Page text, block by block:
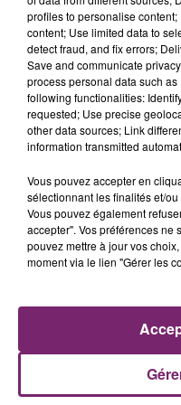
En province dimanche,
étaient encore
abords de centres
Une "présence de
plusieurs entrées et
en Centre-Val-de-
Rhône-Alpes,
A Calais, deux CRS et
légèrement et un
au visage dans la nuit
heurts, avec quelques
Quatre personnes ont
des manifestants
perturbations "sans
dégradations", par
profiles to personalise
content; Use limited data to
detect fraud, and fix errors;
Save and communicate
process personal data such
following functionalities:
requested; Use precise
other data sources; Link
information transmitted
Vous pouvez accepter en
sélectionnant les finalités et/
Vous pouvez également
accepter". Vos préférences ne
pouvez mettre à jour vos
moment via le lien "Gérer les